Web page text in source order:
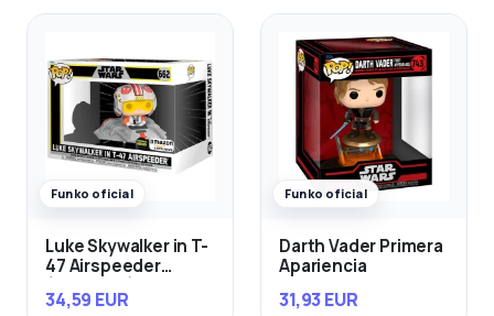
Funko oficial
Luke Skywalker in T-
47 Airspeeder
34,59 EUR
Funko oficial
Darth Vader Primera
Apariencia
31,93 EUR